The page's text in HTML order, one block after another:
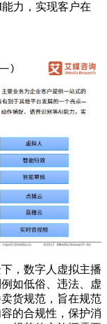
力，实现客户在
，数字人虚拟主播
如低俗、违法、虚
货规范，旨在规范
的合规性，保护消